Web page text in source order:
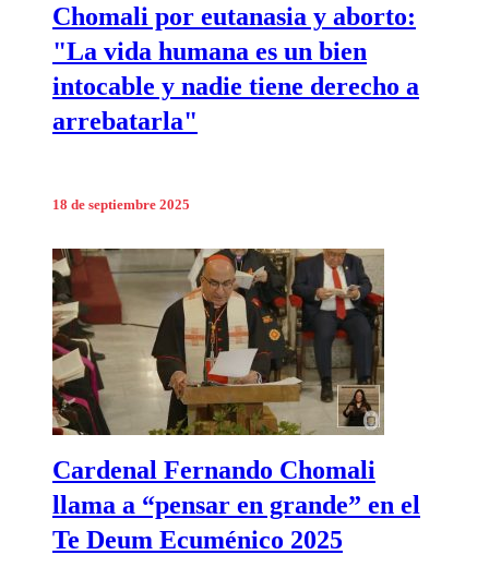
Chomali por eutanasia y aborto:
"La vida humana es un bien
intocable y nadie tiene derecho a
arrebatarla"
18 de septiembre 2025
Cardenal Fernando Chomali
llama a “pensar en grande” en el
Te Deum Ecuménico 2025